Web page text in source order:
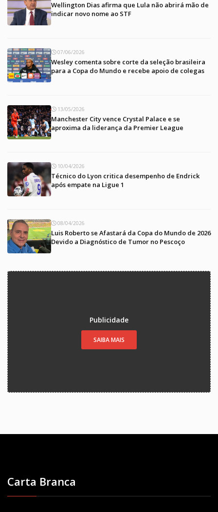
Wellington Dias afirma que Lula não abrirá mão de
indicar novo nome ao STF
07/06/2026
Wesley comenta sobre corte da seleção brasileira
para a Copa do Mundo e recebe apoio de colegas
13/05/2026
Manchester City vence Crystal Palace e se
aproxima da liderança da Premier League
10/04/2026
Técnico do Lyon critica desempenho de Endrick
após empate na Ligue 1
08/04/2026
Luis Roberto se Afastará da Copa do Mundo de 2026
Devido a Diagnóstico de Tumor no Pescoço
Publicidade
SAIBA MAIS
Carta Branca